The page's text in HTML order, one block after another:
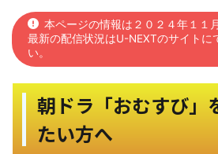
本ページの情報は２０２４年１１
最新の配信状況はU-NEXTのサイトに
い。
朝ドラ「おむすび」
たい方へ